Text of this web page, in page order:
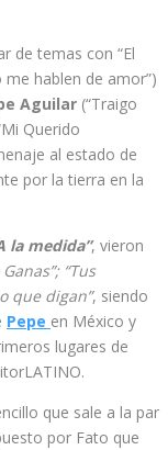
de temas con “El
me hablen de amor”)
Aguilar (“Traigo
Querido
al estado de
por la tierra en la
la medida”, vieron
“Tus
que digan”, siendo
Pepe en México y
lugares de
que sale a la par
por Fato que